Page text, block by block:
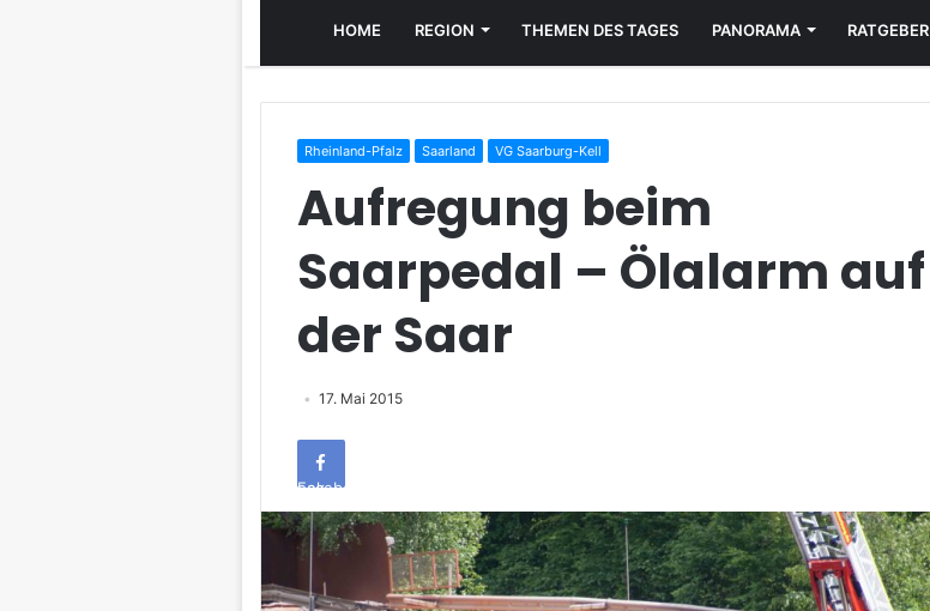
HOME REGION THEMEN DES TAGES PANORAMA RATGEBER
Rheinland-Pfalz Saarland VG Saarburg-Kell
Aufregung beim
Saarpedal – Ölalarm auf
der Saar
17. Mai 2015
Facebook